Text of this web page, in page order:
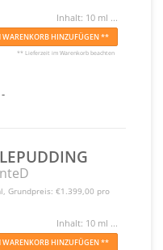
Inhalt: 10 ml ...
WARENKORB HINZUFÜGEN **
** Lieferzeit im Warenkorb beachten
Grundpreis: €1.399,00 pro
Inhalt: 10 ml ...
WARENKORB HINZUFÜGEN **